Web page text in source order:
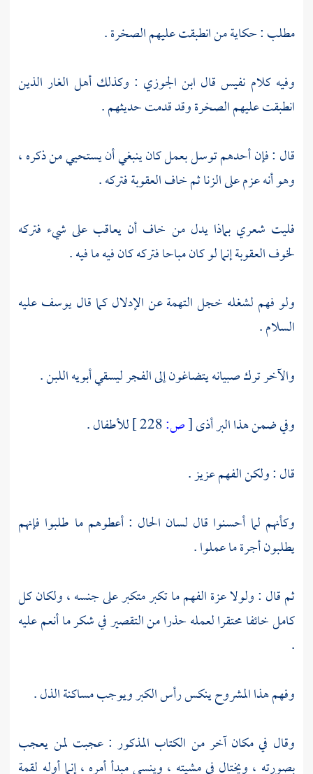
مطلب : حكاية من انطبقت عليهم الصخرة .
وفيه كلام نفيس قال ابن الجوزي : وكذلك أهل الغار الذين
انطبقت عليهم الصخرة وقد قدمت حديثهم .
قال : فإن أحدهم توسل بعمل كان ينبغي أن يستحيي من ذكره ،
وهو أنه عزم على الزنا ثم خاف العقوبة فتركه .
فليت شعري بماذا يدل من خاف أن يعاقب على شيء فتركه
لخوف العقوبة إنما لو كان مباحا فتركه كان فيه ما فيه .
ولو فهم لشغله خجل التهمة عن الإدلال كما قاليوسفعليه
السلام .
والآخر ترك صبيانه يتضاغون إلى الفجر ليسقي أبويه اللبن .
وفي ضمن هذا البر أذى[ص:
للأطفال .
قال : ولكن الفهم عزيز .
وكأنهم لما أحسنوا قال لسان الحال : أعطوهم ما طلبوا فإنهم
يطلبون أجرة ما عملوا .
ثم قال : ولولا عزة الفهم ما تكبر متكبر على جنسه ، ولكان كل
كامل خائفا محتقرا لعمله حذرا من التقصير في شكر ما أنعم عليه
.
وفهم هذا المشروح ينكس رأس الكبر ويوجب مساكنة الذل .
وقال في مكان آخر من الكتاب المذكور : عجبت لمن يعجب
بصورته ، ويختال في مشيته ، وينسى مبدأ أمره ، إنما أوله لقمة